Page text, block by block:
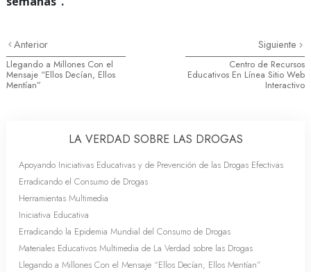
Anterior
Llegando a Millones Con el
Mensaje “Ellos Decían, Ellos
Mentían”
Siguiente
Centro de Recursos
Educativos En Línea Sitio Web
Interactivo
LA VERDAD SOBRE LAS DROGAS
Apoyando Iniciativas Educativas y de Prevención de las Drogas Efectivas
Erradicando el Consumo de Drogas
Herramientas Multimedia
Iniciativa Educativa
Erradicando la Epidemia Mundial del Consumo de Drogas
Materiales Educativos Multimedia de La Verdad sobre las Drogas
Llegando a Millones Con el Mensaje “Ellos Decían, Ellos Mentían”